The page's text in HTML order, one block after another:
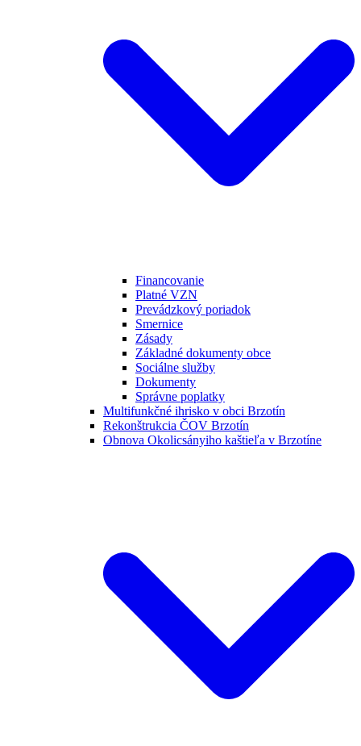
Financovanie
Platné VZN
Prevádzkový poriadok
Smernice
Zásady
Základné dokumenty obce
Sociálne služby
Dokumenty
Správne poplatky
Multifunkčné ihrisko v obci Brzotín
Rekonštrukcia ČOV Brzotín
Obnova Okolicsányiho kaštieľa v Brzotíne